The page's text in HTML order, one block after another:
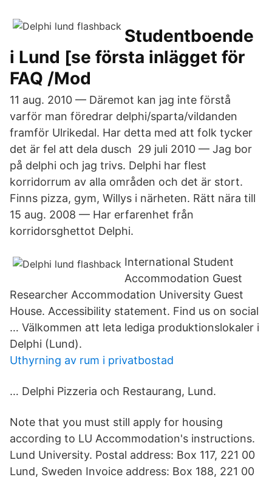
Studentboende
i Lund [se första inlägget för
FAQ /Mod
11 aug. 2010 — Däremot kan jag inte förstå
varför man föredrar delphi/sparta/vildanden
framför Ulrikedal. Har detta med att folk tycker
det är fel att dela dusch 29 juli 2010 — Jag bor
på delphi och jag trivs. Delphi har flest
korridorrum av alla områden och det är stort.
Finns pizza, gym, Willys i närheten. Rätt nära till
15 aug. 2008 — Har erfarenhet från
korridorsghettot Delphi.
International Student
Accommodation Guest
Researcher Accommodation University Guest
House. Accessibility statement. Find us on social
… Välkommen att leta lediga produktionslokaler i
Delphi (Lund).
Uthyrning av rum i privatbostad
… Delphi Pizzeria och Restaurang, Lund.
Note that you must still apply for housing
according to LU Accommodation's instructions.
Lund University. Postal address: Box 117, 221 00
Lund, Sweden Invoice address: Box 188, 221 00